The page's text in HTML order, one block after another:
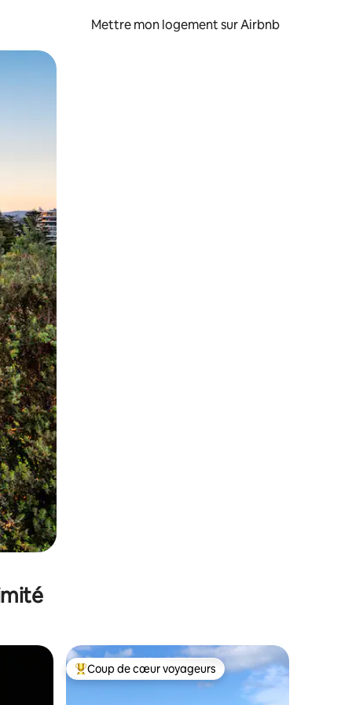
Mettre mon logement sur Airbnb
glisser.
appréciés Coups de cœur voyageurs les plus appréciés
Coup de cœur voyageurs